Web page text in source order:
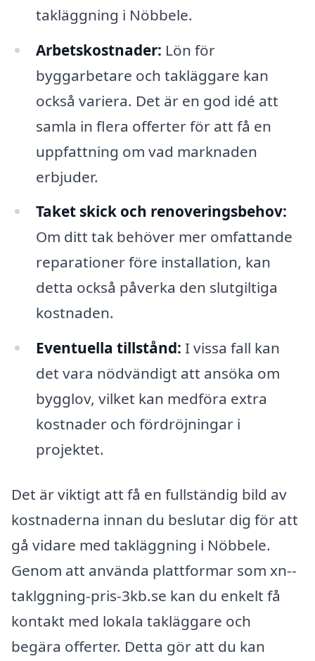
takläggning i Nöbbele.
Arbetskostnader: Lön för
byggarbetare och takläggare kan
också variera. Det är en god idé att
samla in flera offerter för att få en
uppfattning om vad marknaden
erbjuder.
Taket skick och renoveringsbehov:
Om ditt tak behöver mer omfattande
reparationer före installation, kan
detta också påverka den slutgiltiga
kostnaden.
Eventuella tillstånd: I vissa fall kan
det vara nödvändigt att ansöka om
bygglov, vilket kan medföra extra
kostnader och fördröjningar i
projektet.
Det är viktigt att få en fullständig bild av
kostnaderna innan du beslutar dig för att
gå vidare med takläggning i Nöbbele.
Genom att använda plattformar som xn--
taklggning-pris-3kb.se kan du enkelt få
kontakt med lokala takläggare och
begära offerter. Detta gör att du kan